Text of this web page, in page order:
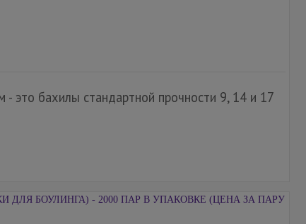
это бахилы стандартной прочности 9, 14 и 17
ДЛЯ БОУЛИНГА) - 2000 ПАР В УПАКОВКЕ (ЦЕНА ЗА ПАРУ